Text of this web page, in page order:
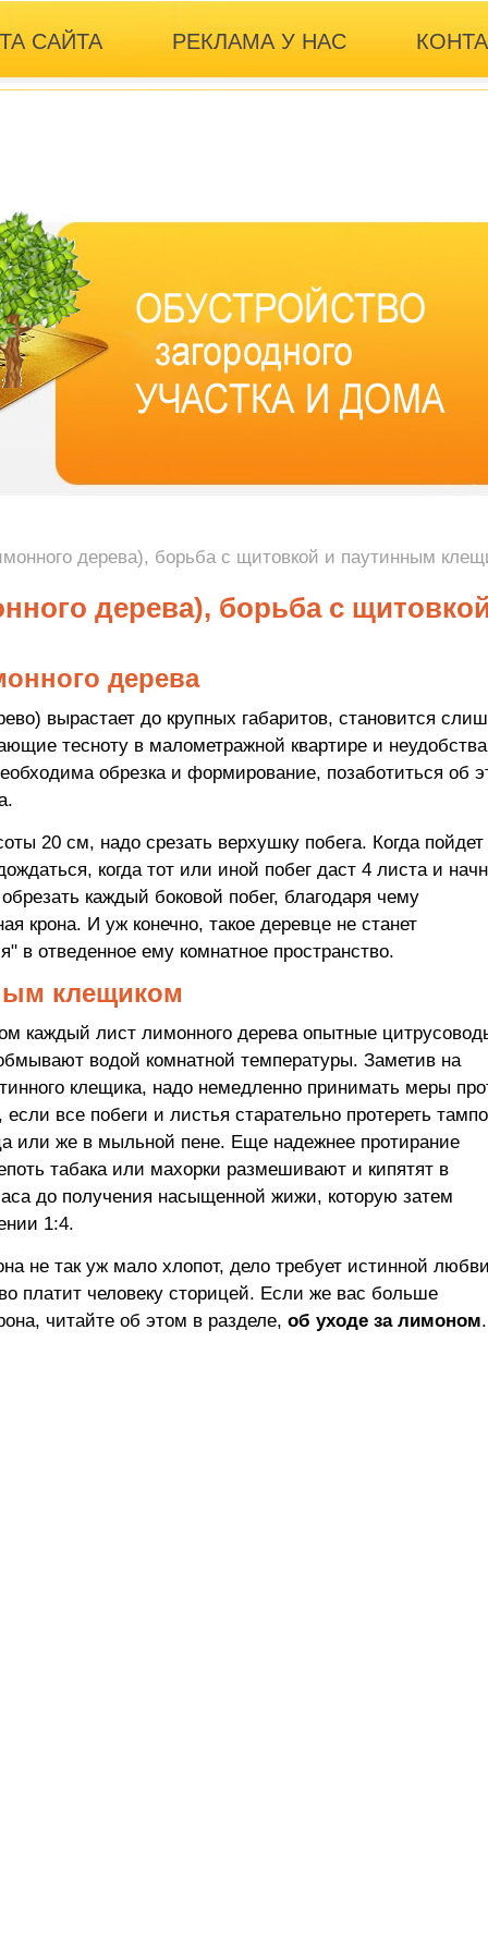
САЙТА РЕКЛАМА У НАС
дерева), борьба с щитовкой и паутинным
дерева), борьба с
дерева
вырастает до крупных габаритов, становится
тесноту в малометражной квартире и
обрезка и формирование, позаботиться об
20 см, надо срезать верхушку побега. Когда пойдет
когда тот или иной побег даст 4 листа и
каждый боковой побег, благодаря чему
крона. И уж конечно, такое деревце не станет
в отведенное ему комнатное пространство.
клещиком
каждый лист лимонного дерева опытные
водой комнатной температуры. Заметив на
клещика, надо немедленно принимать меры
все побеги и листья старательно протереть
или же в мыльной пене. Еще надежнее протирание
табака или махорки размешивают и кипятят в
до получения насыщенной жижи, которую затем
1:4.
не так уж мало хлопот, дело требует истинной
платит человеку сторицей. Если же вас больше
читайте об этом в разделе, об уходе за лимоном.